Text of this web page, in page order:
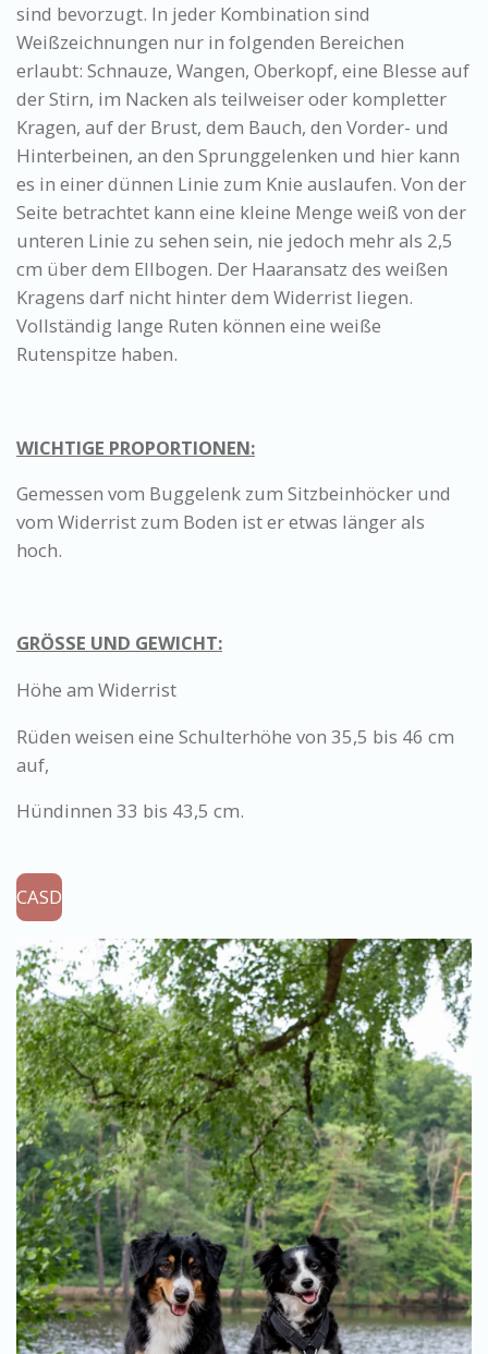
sind bevorzugt. In jeder Kombination sind
Weißzeichnungen nur in folgenden Bereichen
erlaubt: Schnauze, Wangen, Oberkopf, eine Blesse auf
der Stirn, im Nacken als teilweiser oder kompletter
Kragen, auf der Brust, dem Bauch, den Vorder- und
Hinterbeinen, an den Sprunggelenken und hier kann
es in einer dünnen Linie zum Knie auslaufen. Von der
Seite betrachtet kann eine kleine Menge weiß von der
unteren Linie zu sehen sein, nie jedoch mehr als 2,5
cm über dem Ellbogen. Der Haaransatz des weißen
Kragens darf nicht hinter dem Widerrist liegen.
Vollständig lange Ruten können eine weiße
Rutenspitze haben.
WICHTIGE PROPORTIONEN:
​Gemessen vom Buggelenk zum Sitzbeinhöcker und
vom Widerrist zum Boden ist er etwas länger als
hoch.
GRÖSSE UND GEWICHT:
Höhe am Widerrist
Rüden weisen eine Schulterhöhe von 35,5 bis 46 cm
auf,
Hündinnen 33 bis 43,5 cm.
CASD